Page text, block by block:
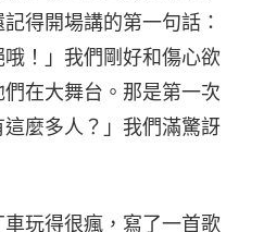
得開場講的第一句話：
哦！」我們剛好和傷心欲
在大舞台。那是第一次
麼多人？」我們滿驚訝
玩得很瘋，寫了一首歌